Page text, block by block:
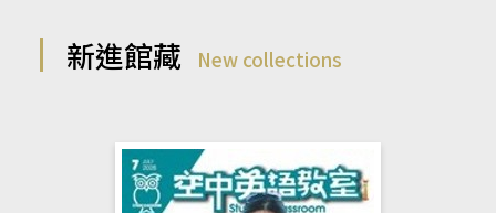
新進館藏 New collections